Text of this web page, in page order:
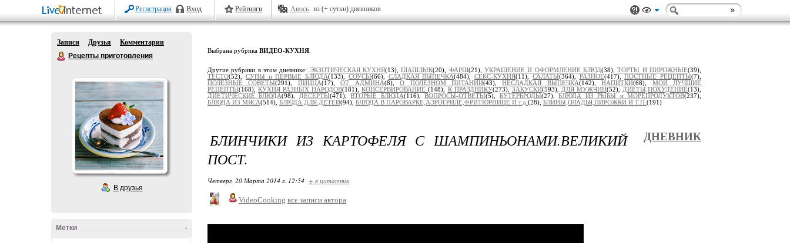
Регистрация Вход Рейтинги Авось из (+ сутки) дневников
Записи Друзья
Комментарии
Рецепты приготовления
В друзья
-
Метки
Выбрана рубрика ВИДЕО-КУХНЯ
Другие рубрики в этом дневнике: ЭКЗОТИЧЕСКАЯ КУХНЯ(13),ШАШЛЫК(20), ФАРШ(21),УКРАШЕНИЕ И ОФОРМЛЕНИЕ БЛЮД(38),ТОРТЫ И ПИРОЖНЫЕ(39),
ТЕСТО(52), СУПЫ и ПЕРВЫЕ БЛЮДА(133), СОУСЫ(66), СЛАДКАЯ ВЫПЕЧКА(484), СЕКС-КУХНЯ(11), САЛАТЫ(364), РАЗНОЕ(417),ПОСТНЫЕ РЕЦЕПТЫ(7),
ПОЛЕЗНЫЕ СОВЕТЫ(291), ПИЦЦА(17),ОТ АДМИНА(8),О ПОЛЕЗНОМ ПИТАНИИ(43),НЕСЛАДКАЯ ВЫПЕЧКА(142),НАПИТКИ(68), МОИ ЛУЧШИЕ
РЕЦЕПТЫ(168),КУХНЯ РАЗНЫХ НАРОДОВ(181),КОНСЕРВИРОВАНИЕ(148), К ПРАЗДНИКУ(273), ЗАКУСКИ(593), ДЛЯ МУЖЧИН(52), ДИЕТЫ,ПОХУДЕНИЕ(13),
ДИЕТИЧЕСКИЕ БЛЮДА(98), ДЕСЕРТЫ(471),ВТОРЫЕ БЛЮДА(116),ВОПРОСЫ-ОТВЕТЫ(5), БУТЕРБРОДЫ(27),БЛЮДА ИЗ РЫБЫ и МОРЕПРОДУКТОВ(237),
БЛЮДА ИЗ МЯСА(514), БЛЮДА ДЛЯ ДЕТЕЙ(94), БЛЮДА В ПАРОВАРКЕ,АЭРОГРИЛЕ,ФРИТЮРНИЦЕ И т.д. (28), БЛИНЫ,ОЛАДЬЯ,ПИРОЖКИ И Т.П. (191)
БЛИНЧИКИ ИЗ КАРТОФЕЛЯ С ШАМПИНЬОНАМИ.ВЕЛИКИЙ
ПОСТ.
ДНЕВНИК
Четверг, 20 Марта 2014 г. 12:54 + в цитатник
VideoCooking все записи автора